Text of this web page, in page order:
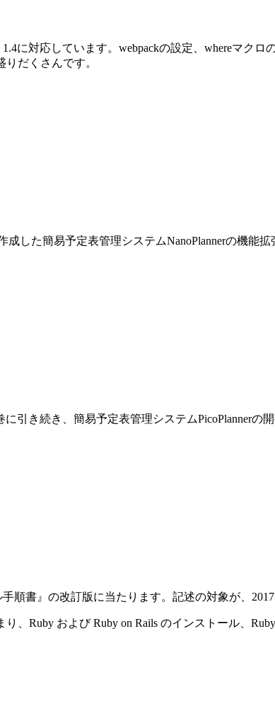
に対応しています。webpackの設定、whereマク
だくさんです。
した簡易予定表管理システムNanoPlannerの機能
引き続き、簡易予定表管理システムPicoPlanner
順書』の改訂版に当たります。記述の対象が、
、Ruby および Ruby on Rails のインストール、